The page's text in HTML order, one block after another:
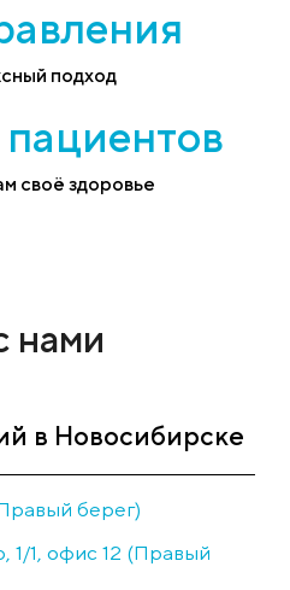
подход
своё здоровье
нами
в Новосибирске
берег)
1/1, офис 12 (Правый